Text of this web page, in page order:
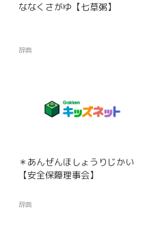
ななくさがゆ【七草粥】
辞典
＊あんぜんほしょうりじかい
【安全保障理事会】
辞典